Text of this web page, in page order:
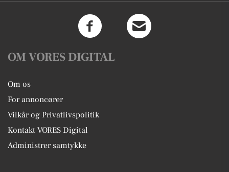
OM VORES DIGITAL
Om os
For annoncører
Vilkår og Privatlivspolitik
Kontakt VORES Digital
Administrer samtykke